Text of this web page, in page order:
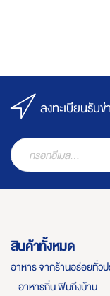
ลงทะเบียนรับ
สินค้าทั้งหมด
อาหาร จากร้านอร่อยทั่วป
อาหารถิ่น ฟินถึงบ้าน